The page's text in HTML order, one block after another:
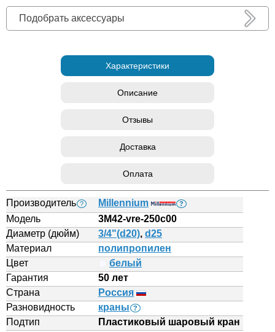
Подобрать аксессуары
Характеристики
Описание
Отзывы
Доставка
Оплата
Производитель ? Millennium ?
Модель
3M42-vre-250c00
Диаметр (дюйм)
3/4"(d20), d25
Материал
полипропилен
Цвет
белый
Гарантия
50 лет
Страна
Россия
Разновидность
краны ?
Подтип Пластиковый шаровый кран